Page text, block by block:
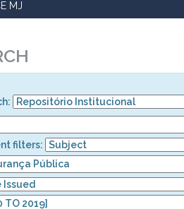
MJ
filters: